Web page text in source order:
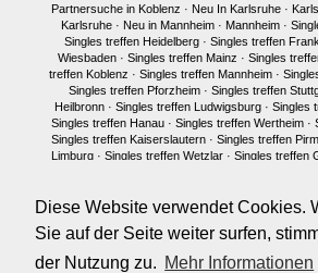
Diese Website verwendet Cookies.
Sie auf der Seite weiter surfen,
der Nutzung zu. Mehr Informationen
Partnersuche in Koblenz · Neu In Karlsruhe·
Karlsruhe· Neu in Mannheim· Mannheim·
Singles treffen Heidelberg · Singles treffen
Wiesbaden· Singles treffen Mainz · Singles
treffen Koblenz · Singles treffen Mannheim·
Singles treffen Pforzheim· Singles treffen
Heilbronn· Singles treffen Ludwigsburg· Singles
Singles treffen Hanau · Singles treffen Wertheim ·
Singles treffen Kaiserslautern· Singles treffen
Limburg· Singles treffen Wetzlar· Singles treffen
Oberstein·Neu in München·Singles treffen
treffen Berlin ·Single Party Berlin· Singles Berlin
Single Männer Frankfurt
Single Frauen
Darmstadt· Single Frauen Darmstadt·Single